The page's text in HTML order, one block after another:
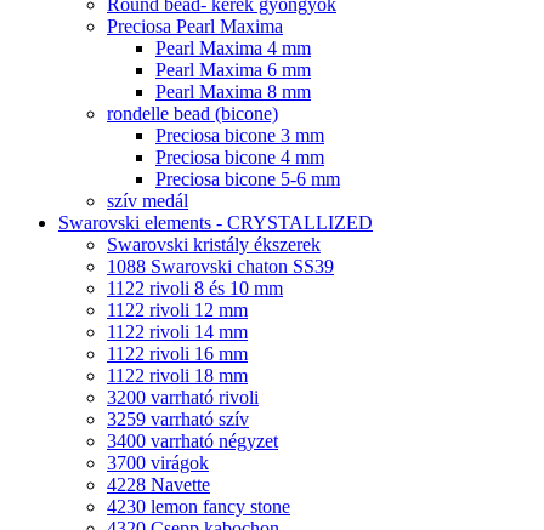
Round bead- kerek gyöngyök
Preciosa Pearl Maxima
Pearl Maxima 4 mm
Pearl Maxima 6 mm
Pearl Maxima 8 mm
rondelle bead (bicone)
Preciosa bicone 3 mm
Preciosa bicone 4 mm
Preciosa bicone 5-6 mm
szív medál
Swarovski elements - CRYSTALLIZED
Swarovski kristály ékszerek
1088 Swarovski chaton SS39
1122 rivoli 8 és 10 mm
1122 rivoli 12 mm
1122 rivoli 14 mm
1122 rivoli 16 mm
1122 rivoli 18 mm
3200 varrható rivoli
3259 varrható szív
3400 varrható négyzet
3700 virágok
4228 Navette
4230 lemon fancy stone